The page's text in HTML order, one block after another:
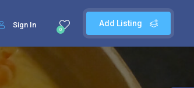
Add Listing
0
Sign In